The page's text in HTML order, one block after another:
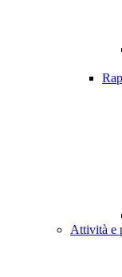
Attività e